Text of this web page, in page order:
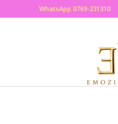
WhatsApp 0769-231310